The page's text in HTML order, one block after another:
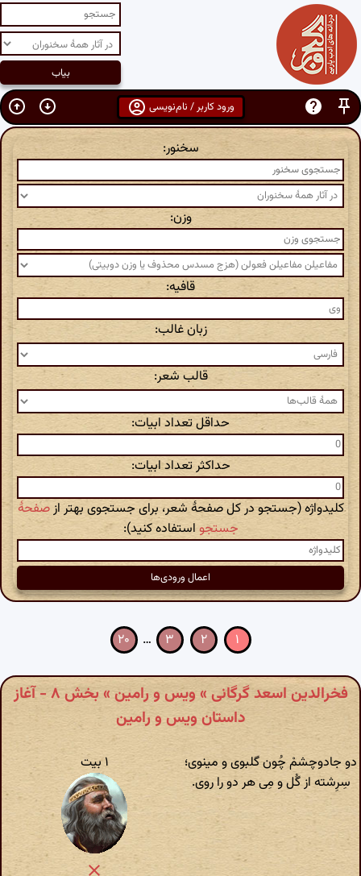
ورود کاربر / نام‌نویسی
سخنور:
وزن:
قافیه:
زبان غالب:
قالب شعر:
حداقل تعداد ابیات:
حداکثر تعداد ابیات:
کلیدواژه (جستجو در کل صفحهٔ شعر، برای جستجوی بهتر ازصفحهٔ
جستجو استفاده کنید):
۱ ۲ ۳ … ۲۰
فخرالدین اسعد گرگانی » ویس و رامین » بخش ۸ - آغاز
داستان ویس و رامین
دو جادوچشمْ چُون گلبوی و مینوی؛
سِرِشته از گُل و مِی هر دو را روی.
۱ بیت